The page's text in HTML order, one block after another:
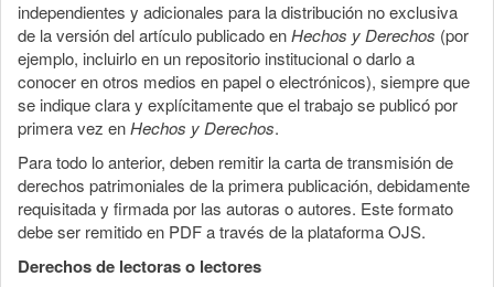
independientes y adicionales para la distribución no exclusiva
de la versión del artículo publicado enHechos y Derechos (por
ejemplo, incluirlo en un repositorio institucional o darlo a
conocer en otros medios en papel o electrónicos), siempre que
se indique clara y explícitamente que el trabajo se publicó por
primera vez enHechos y Derechos.
Para todo lo anterior, deben remitir la carta de transmisión de
derechos patrimoniales de la primera publicación, debidamente
requisitada y firmada por las autoras o autores. Este formato
debe ser remitido en PDF a través de la plataforma OJS.
Derechos de lectoras o lectores